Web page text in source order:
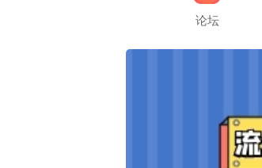
论坛